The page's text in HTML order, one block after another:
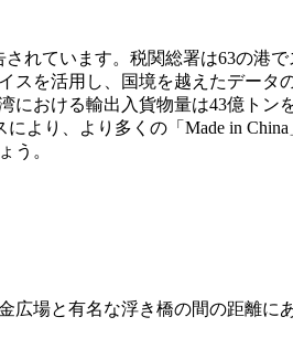
れています。税関総署は63の港
を活用し、国境を越えたデー
おける輸出入貨物量は43億ト
より、より多くの「Made in
う。
場と有名な浮き橋の間の距離に